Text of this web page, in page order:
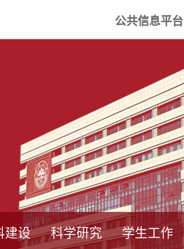
公共信息平台
建设 科学研究 学生工作